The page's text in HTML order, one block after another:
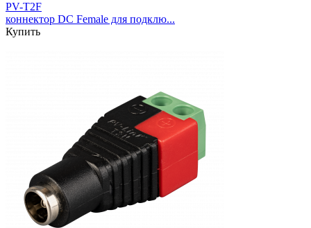
PV-T2F
коннектор DC Female для подклю...
Купить